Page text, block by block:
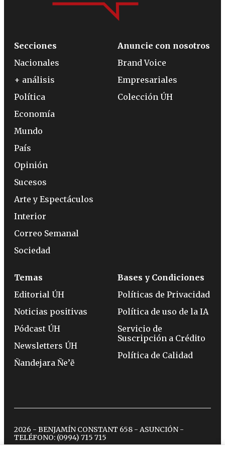
Secciones
Nacionales
+ análisis
Política
Economía
Mundo
País
Opinión
Sucesos
Arte y Espectáculos
Interior
Correo Semanal
Sociedad
Anuncie con nosotros
Brand Voice
Empresariales
Colección ÚH
Temas
Editorial ÚH
Noticias positivas
Pódcast ÚH
Newsletters ÚH
Ñandejara Ñe’ẽ
Bases y Condiciones
Políticas de Privacidad
Política de uso de la IA
Servicio de
Suscripción a Crédito
Política de Calidad
2026 - BENJAMÍN CONSTANT 658 - ASUNCIÓN -
TELÉFONO: (0994) 715 715